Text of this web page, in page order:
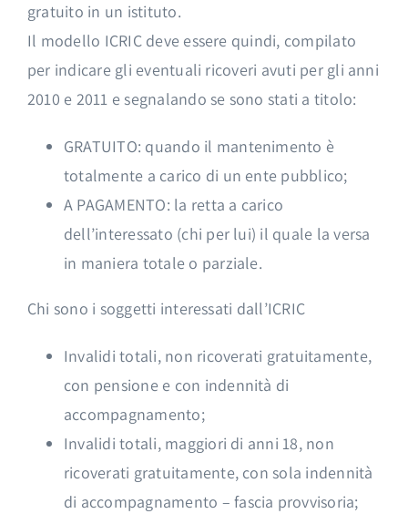
gratuito in un istituto.
Il modello ICRIC deve essere quindi, compilato
per indicare gli eventuali ricoveri avuti per gli anni
2010 e 2011 e segnalando se sono stati a titolo:
GRATUITO: quando il mantenimento è
totalmente a carico di un ente pubblico;
A PAGAMENTO: la retta a carico
dell’interessato (chi per lui) il quale la versa
in maniera totale o parziale.
Chi sono i soggetti interessati dall’ICRIC
Invalidi totali, non ricoverati gratuitamente,
con pensione e con indennità di
accompagnamento;
Invalidi totali, maggiori di anni 18, non
ricoverati gratuitamente, con sola indennità
di accompagnamento – fascia provvisoria;